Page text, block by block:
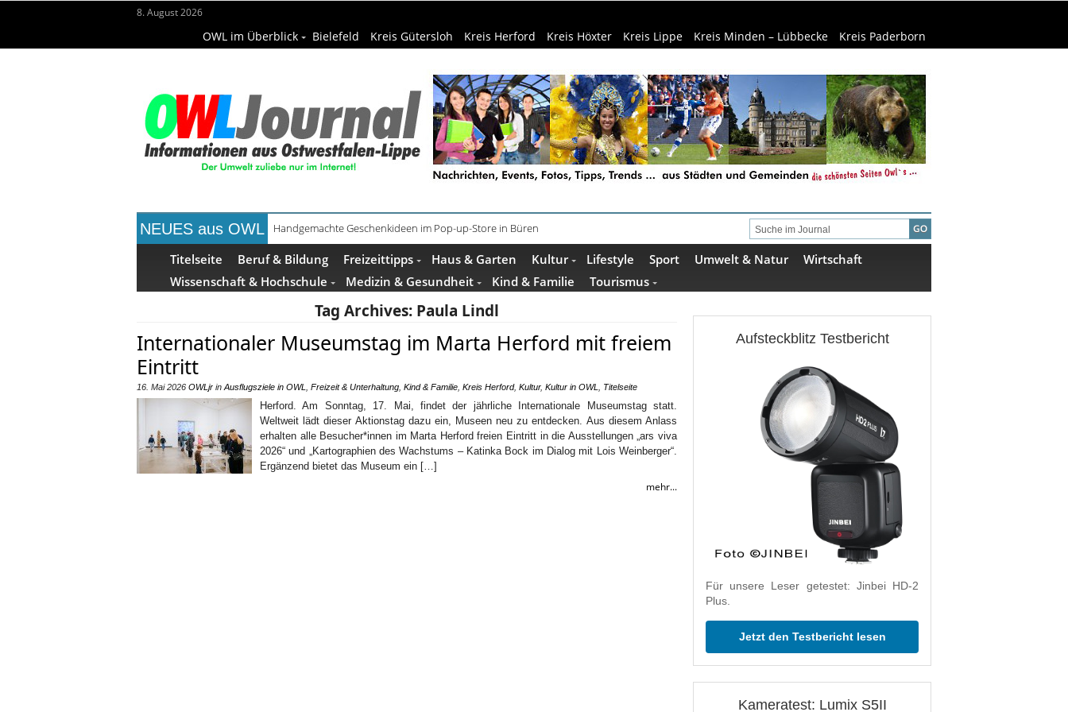
8. August 2026
OWL im Überblick Bielefeld Kreis Gütersloh Kreis Herford Kreis Höxter Kreis Lippe Kreis Minden – Lübbecke Kreis Paderborn
NEUES aus OWL
Handgemachte Geschenkideen im Pop-up-Store in Büren
Bielefelder Freibäder: 350.000 Gäste schon Anfang August
Titelseite Beruf & Bildung Freizeittipps Haus & Garten Kultur Lifestyle Sport Umwelt & Natur
Wirtschaft
Wissenschaft & Hochschule
Medizin & Gesundheit Kind & Familie Tourismus
Tag Archives: Paula Lindl
Internationaler Museumstag im Marta Herford mit freiem
Eintritt
16. Mai 2026 OWLjr in Ausflugsziele in OWL Freizeit & Unterhaltung Kind & Familie Kreis Herford, Kultur, Kultur in OWL Titelseite
Herford. Am Sonntag, 17. Mai, findet der jährliche Internationale Museumstag statt.
Weltweit lädt dieser Aktionstag dazu ein, Museen neu zu entdecken. Aus diesem Anlass
erhalten alle Besucher*innen im Marta Herford freien Eintritt in die Ausstellungen „ars viva
2026“ und „Kartographien des Wachstums – Katinka Bock im Dialog mit Lois Weinberger“.
Ergänzend bietet das Museum ein […]
mehr...
Aufsteckblitz Testbericht
Für unsere Leser getestet: Jinbei HD-2
Plus.
Jetzt den Testbericht lesen
Kameratest: Lumix S5II